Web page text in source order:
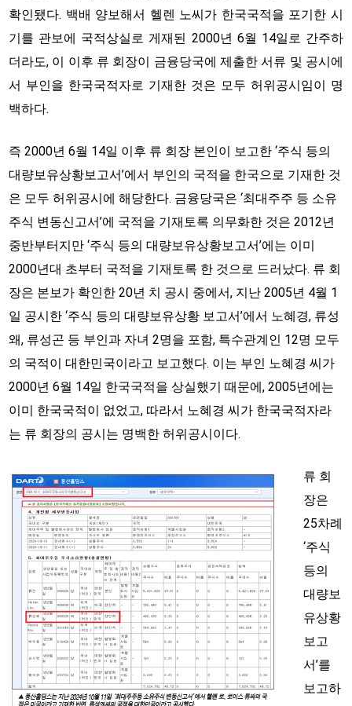
확인됐다. 백배 양보해서 헬렌 노씨가 한국국적을 포기한 시
기를 관보에 국적상실로 게재된 2000년 6월 14일로 간주하
더라도, 이 이후 류 회장이 금융당국에 제출한 서류 및 공시에
서 부인을 한국국적자로 기재한 것은 모두 허위공시임이 명
백하다.
즉 2000년 6월 14일 이후 류 회장 본인이 보고한 ‘주식 등의
대량보유상황보고서’에서 부인의 국적을 한국으로 기재한 것
은 모두 허위공시에 해당한다. 금융당국은 ‘최대주주 등 소유
주식 변동신고서’에 국적을 기재토록 의무화한 것은 2012년
중반부터지만 ‘주식 등의 대량보유상황보고서’에는 이미
2000년대 초부터 국적을 기재토록 한 것으로 드러났다. 류 회
장은 본보가 확인한 20년 치 공시 중에서, 지난 2005년 4월 1
일 공시한 ‘주식 등의 대량보유상황 보고서’에서 노혜경, 류성
왜, 류성곤 등 부인과 자녀 2명을 포함, 특수관계인 12명 모두
의 국적이 대한민국이라고 보고했다. 이는 부인 노혜경 씨가
2000년 6월 14일 한국국적을 상실했기 때문에, 2005년에는
이미 한국국적이 없었고, 따라서 노혜경 씨가 한국국적자라
는 류 회장의 공시는 명백한 허위공시이다.
류 회
장은
25차례
‘주식
등의
대량보
유상황
보고
서’를
보고하